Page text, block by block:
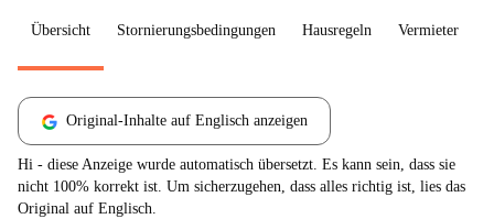
Übersicht Stornierungsbedingungen Hausregeln Vermieter
Original-Inhalte auf Englisch anzeigen
Hi - diese Anzeige wurde automatisch übersetzt. Es kann sein, dass sie
nicht 100% korrekt ist. Um sicherzugehen, dass alles richtig ist, lies das
Original auf Englisch.